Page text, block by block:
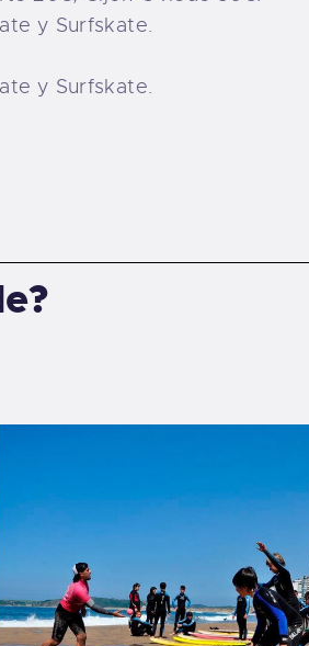
y Surfskate.
y Surfskate.